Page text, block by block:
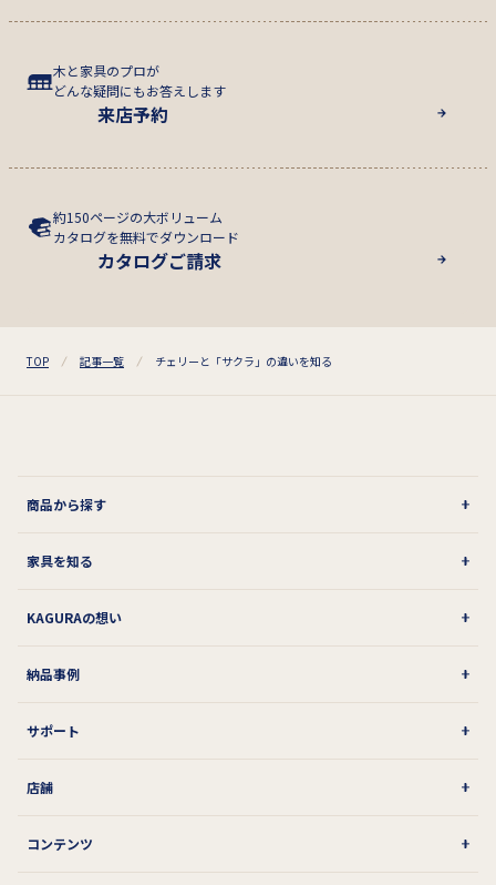
木と家具のプロが
どんな疑問にもお答えします
来店予約
約150ページの大ボリューム
カタログを無料でダウンロード
カタログご請求
TOP 記事一覧 チェリーと「サクラ」の違いを知る
商品から探す
家具を知る
KAGURAの想い
納品事例
サポート
店舗
コンテンツ